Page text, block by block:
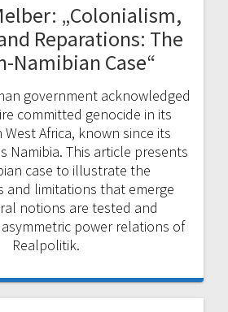
„Colonialism,
Reparations: The
Namibian Case“
government acknowledged
committed genocide in its
Africa, known since its
Namibia. This article presents
case to illustrate the
and limitations that emerge
notions are tested and
power relations of
Realpolitik.